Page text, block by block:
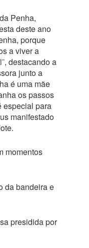
Penha,
deste ano
porque
a viver a
destacando a
junto a
é uma mãe
os passos
especial para
manifestado
momentos
bandeira e
por